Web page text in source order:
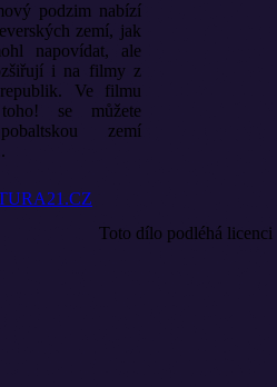
podzim nabízí
zemí, jak
napovídat, ale
i na filmy z
Ve filmu
se můžete
zemí
Toto dílo podléhá licenci